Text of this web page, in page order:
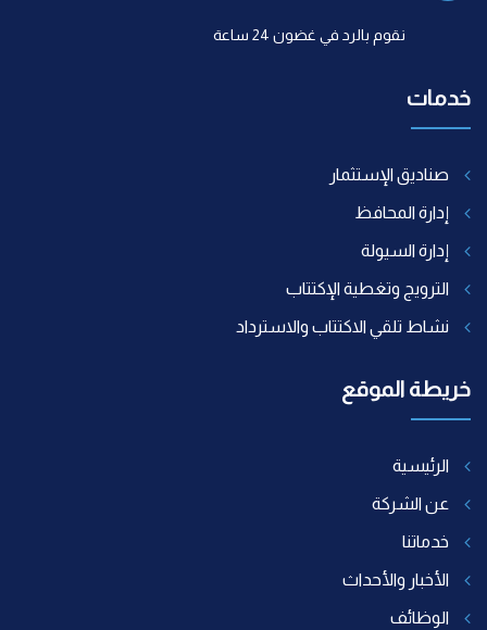
نقوم بالرد في غضون 24 ساعة
خدمات
صناديق الإستثمار
إدارة المحافظ
إدارة السيولة
الترويج وتغطية الإكتتاب
نشاط تلقي الاكتتاب والاسترداد
خريطة الموقع
الرئيسية
عن الشركة
خدماتنا
الأخبار والأحداث
الوظائف